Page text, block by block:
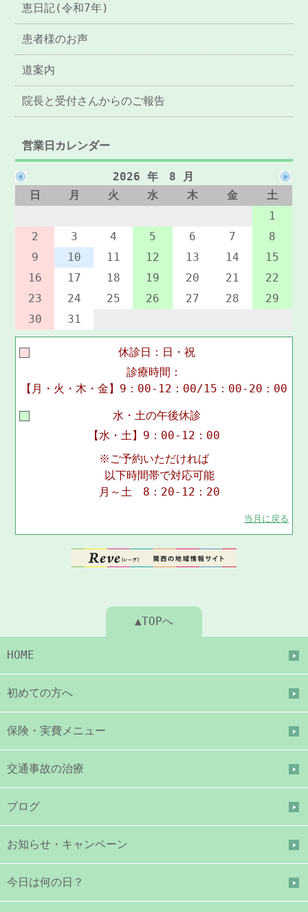
恵日記(令和7年)
患者様のお声
道案内
院長と受付さんからのご報告
営業日カレンダー
2026 年 8 月
日
月 火 水 木 金
土
1
2
3 4 5 6 7
8
9
10 11 12 13 14
15
16
17 18 19 20 21
22
23
24 25 26 27 28
29
30
31
休診日：日・祝
診療時間：
【月・火・木・金】9：00-12：00/15：00-20：00
水・土の午後休診
【水・土】9：00-12：00
※ご予約いただければ
以下時間帯で対応可能
月～土 8：20-12：20
当月に戻る
▲TOPへ
HOME
初めての方へ
保険・実費メニュー
交通事故の治療
ブログ
お知らせ・キャンペーン
今日は何の日？